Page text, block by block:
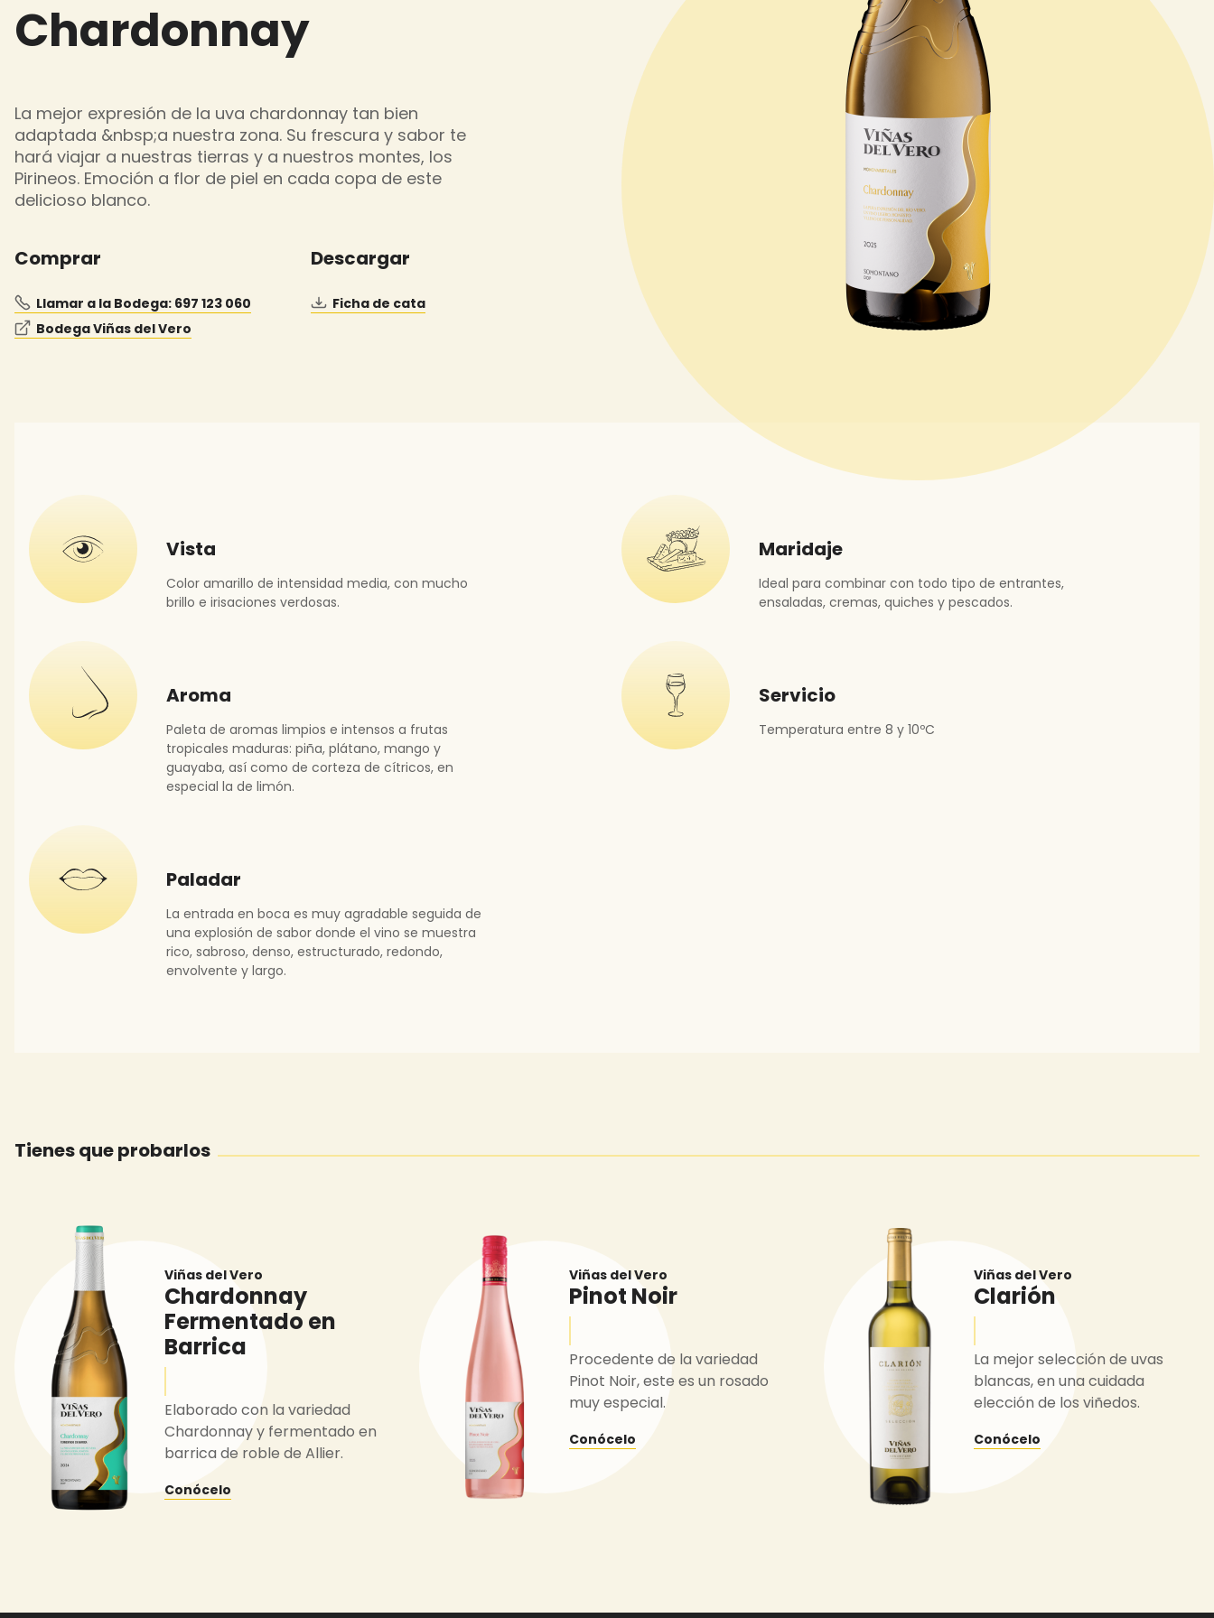
Chardonnay
La mejor expresión de la uva chardonnay tan bien
adaptada &nbsp;a nuestra zona. Su frescura y sabor te
hará viajar a nuestras tierras y a nuestros montes, los
Pirineos. Emoción a flor de piel en cada copa de este
delicioso blanco.
Comprar
Llamar a la Bodega: 697 123 060
Bodega Viñas del Vero
Descargar
Ficha de cata
Vista
Color amarillo de intensidad media, con mucho
brillo e irisaciones verdosas.
Aroma
Paleta de aromas limpios e intensos a frutas
tropicales maduras: piña, plátano, mango y
guayaba, así como de corteza de cítricos, en
especial la de limón.
Paladar
La entrada en boca es muy agradable seguida de
una explosión de sabor donde el vino se muestra
rico, sabroso, denso, estructurado, redondo,
envolvente y largo.
Maridaje
Ideal para combinar con todo tipo de entrantes,
ensaladas, cremas, quiches y pescados.
Servicio
Temperatura entre 8 y 10ºC
Tienes que probarlos
Viñas del Vero
Chardonnay
Fermentado en
Barrica
Elaborado con la variedad
Chardonnay y fermentado en
barrica de roble de Allier.
Conócelo
Viñas del Vero
Pinot Noir
Procedente de la variedad
Pinot Noir, este es un rosado
muy especial.
Conócelo
Viñas del Vero
Clarión
La mejor selección de uvas
blancas, en una cuidada
elección de los viñedos.
Conócelo